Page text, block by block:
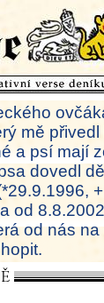
mě
a psí mají
dovedl
od
od nás